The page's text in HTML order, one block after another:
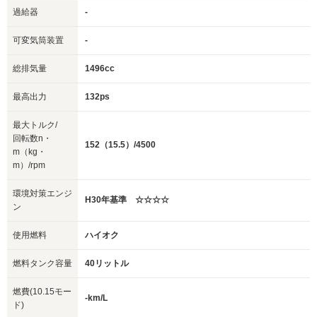
過給器 -
可変気筒装置 -
総排気量 1496cc
最高出力 132ps
最大トルク/
回転数n・
m（kg・
m）/rpm
152（15.5）/4500
環境対策エンジ
ン
H30年基準 ☆☆☆☆
使用燃料 ハイオク
燃料タンク容量 40リットル
燃費(10.15モー
ド)
-km/L